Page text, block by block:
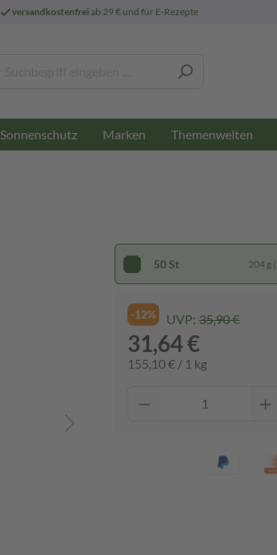
versandkostenfreiab 29 € und für E-Rezepte
Sonnenschutz Marken Themenwelten
50 St 204 g
-12% UVP: 35,90 €
31,64 €
155,10 € / 1 kg